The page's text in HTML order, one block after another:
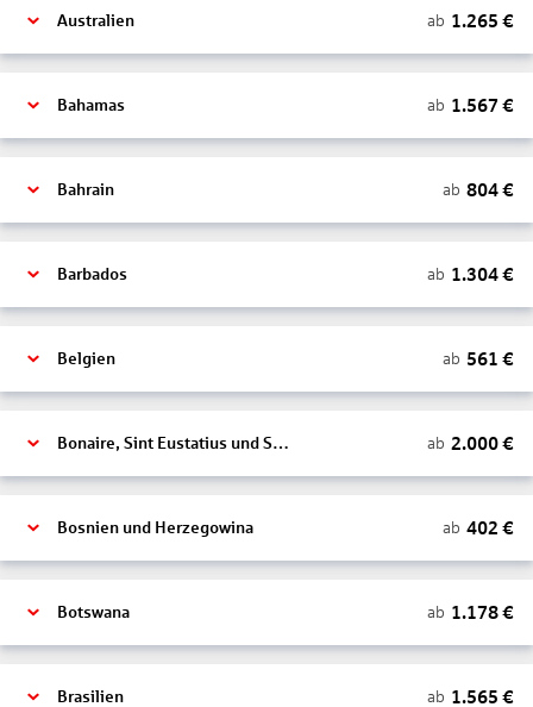
Australien ab 1.265 €
Bahamas ab 1.567 €
Bahrain ab 804€
Barbados ab 1.304€
Belgien ab 561 €
Bonaire, Sint Eustatius und Saba ab 2.000€
Bosnien und Herzegowina ab 402 €
Botswana ab 1.178€
Brasilien ab 1.565 €